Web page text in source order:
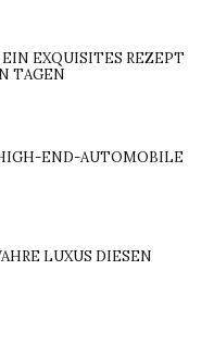
EXQUISITES REZEPT
END-AUTOMOBILE
LUXUS DIESEN